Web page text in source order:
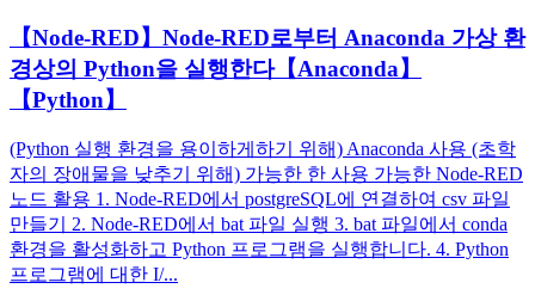
【Node-RED】Node-RED로부터 Anaconda 가상 환
경상의 Python을 실행한다【Anaconda】
【Python】
(Python 실행 환경을 용이하게하기 위해) Anaconda 사용 (초학
자의 장애물을 낮추기 위해) 가능한 한 사용 가능한 Node-RED
노드 활용 1. Node-RED에서 postgreSQL에 연결하여 csv 파일
만들기 2. Node-RED에서 bat 파일 실행 3. bat 파일에서 conda
환경을 활성화하고 Python 프로그램을 실행합니다. 4. Python
프로그램에 대한 I/...